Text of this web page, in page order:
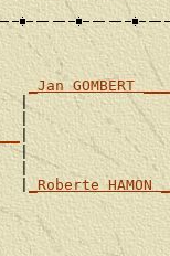
_Jan GOMBERT ___
|
|
|
|
|
|
_Roberte HAMON _